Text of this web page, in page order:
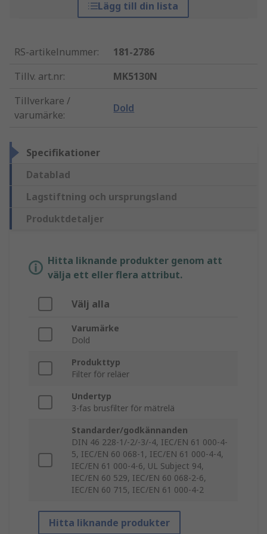
Lägg till din lista
RS-artikelnummer:
181-2786
Tillv. art.nr:
MK5130N
Tillverkare /
varumärke:
Dold
Specifikationer
Datablad
Lagstiftning och ursprungsland
Produktdetaljer
Hitta liknande produkter genom att
välja ett eller flera attribut.
Välj alla
Varumärke
Dold
Produkttyp
Filter för reläer
Undertyp
3-fas brusfilter för mätrelä
Standarder/godkännanden
DIN 46 228-1/-2/-3/-4, IEC/EN 61 000-4-
5, IEC/EN 60 068-1, IEC/EN 61 000-4-4,
IEC/EN 61 000-4-6, UL Subject 94,
IEC/EN 60 529, IEC/EN 60 068-2-6,
IEC/EN 60 715, IEC/EN 61 000-4-2
Hitta liknande produkter